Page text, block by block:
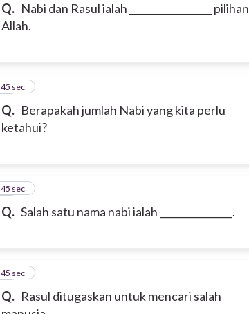
Q. Nabi dan Rasul ialah _________________ pilihan
Allah.
Q. Berapakah jumlah Nabi yang kita perlu
ketahui?
18
45 sec
Q. Salah satu nama nabi ialah _______________.
19
45 sec
Q. Rasul ditugaskan untuk mencari salah
20
45 sec